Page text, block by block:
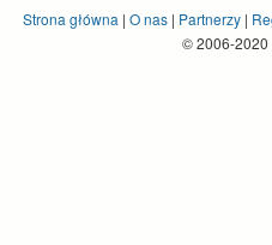
Strona główna | O nas| Partnerzy|
© 2006-2020